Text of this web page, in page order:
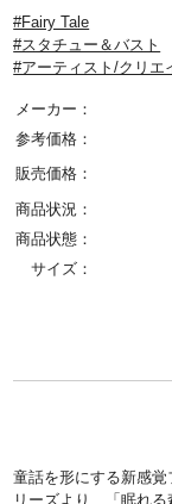
#Fairy Tale
#スタチュー＆バスト
#アーティスト/クリエ
メーカー：
参考価格：
販売価格：
商品状況：
商品状態：
サイズ：
童話を形にする新感
リーズより、「眠れ